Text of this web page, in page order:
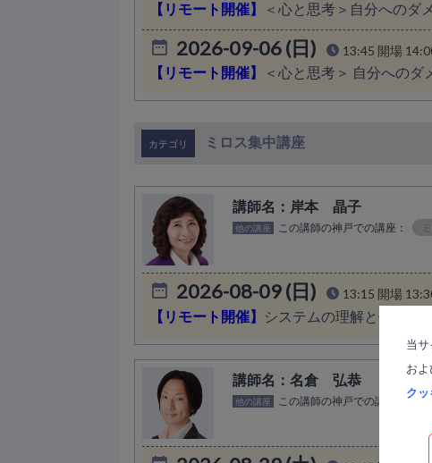
【リモート開催】 ＜心と思考＞自分へのダ
2026-09-06 (日) 13:45 開場
【リモート開催】 ＜心と思考＞ 自分への
ミロス集中講座
岸本 晶子
他の講座 この講師の神戸での講座 ：
2026-08-09 (日) 13:15 開場
【リモート開催】 システムの理解と体得
名倉 弘恭
他の講座 この講師の神戸での講座
当
およ
ク